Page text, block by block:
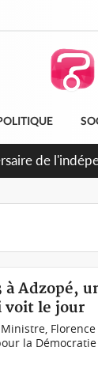
Adzopé,
voit le jour
Ministre,
la